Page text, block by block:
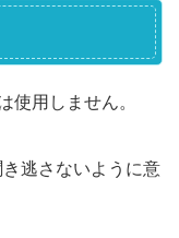
用しません。
き逃さないように意